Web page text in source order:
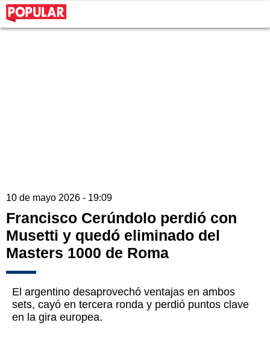
10 de mayo 2026 - 19:09
Francisco Cerúndolo perdió con
Musetti y quedó eliminado del
Masters 1000 de Roma
El argentino desaprovechó ventajas en ambos
sets, cayó en tercera ronda y perdió puntos clave
en la gira europea.